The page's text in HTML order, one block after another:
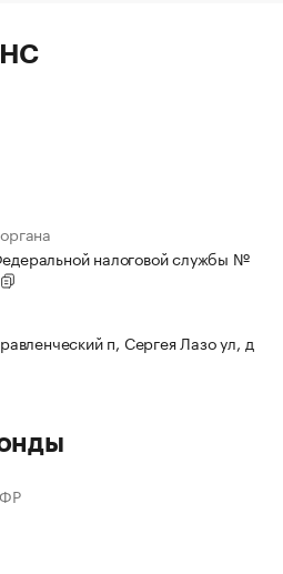
налоговой службы №
п, Сергея Лазо ул, д